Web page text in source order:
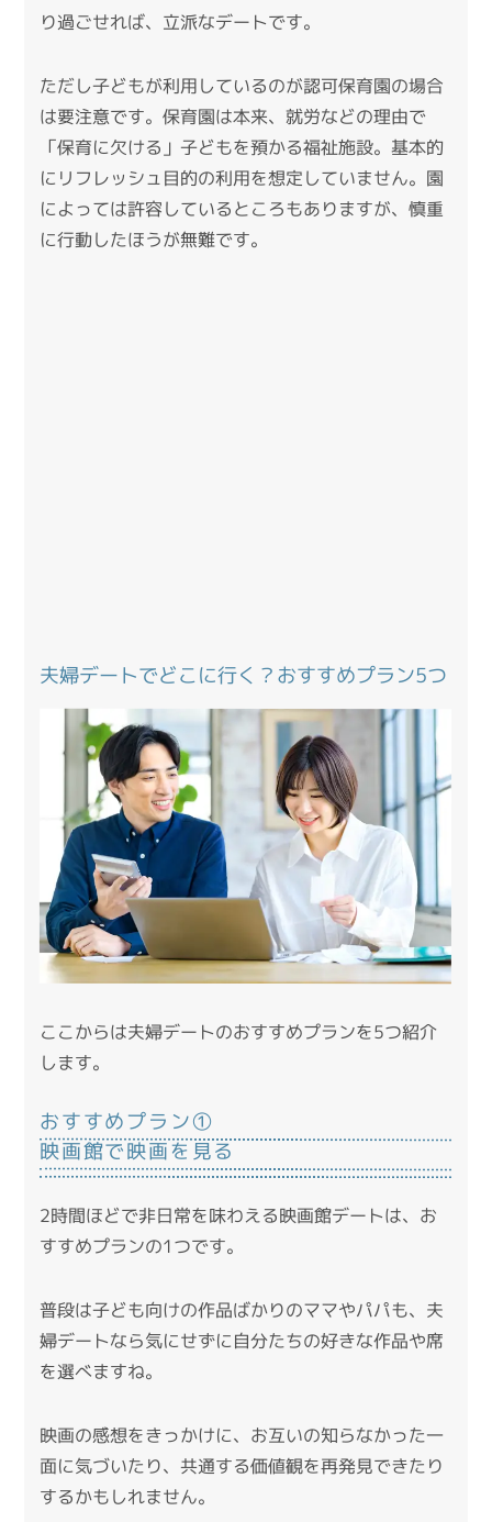
り過ごせれば、立派なデートです。
ただし子どもが利用しているのが認可保育園の場合
は要注意です。保育園は本来、就労などの理由で
「保育に欠ける」子どもを預かる福祉施設。基本的
にリフレッシュ目的の利用を想定していません。園
によっては許容しているところもありますが、慎重
に行動したほうが無難です。
夫婦デートでどこに行く？おすすめプラン5つ
ここからは夫婦デートのおすすめプランを5つ紹介
します。
おすすめプラン①
映画館で映画を見る
2時間ほどで非日常を味わえる映画館デートは、お
すすめプランの1つです。
普段は子ども向けの作品ばかりのママやパパも、夫
婦デートなら気にせずに自分たちの好きな作品や席
を選べますね。
映画の感想をきっかけに、お互いの知らなかった一
面に気づいたり、共通する価値観を再発見できたり
するかもしれません。